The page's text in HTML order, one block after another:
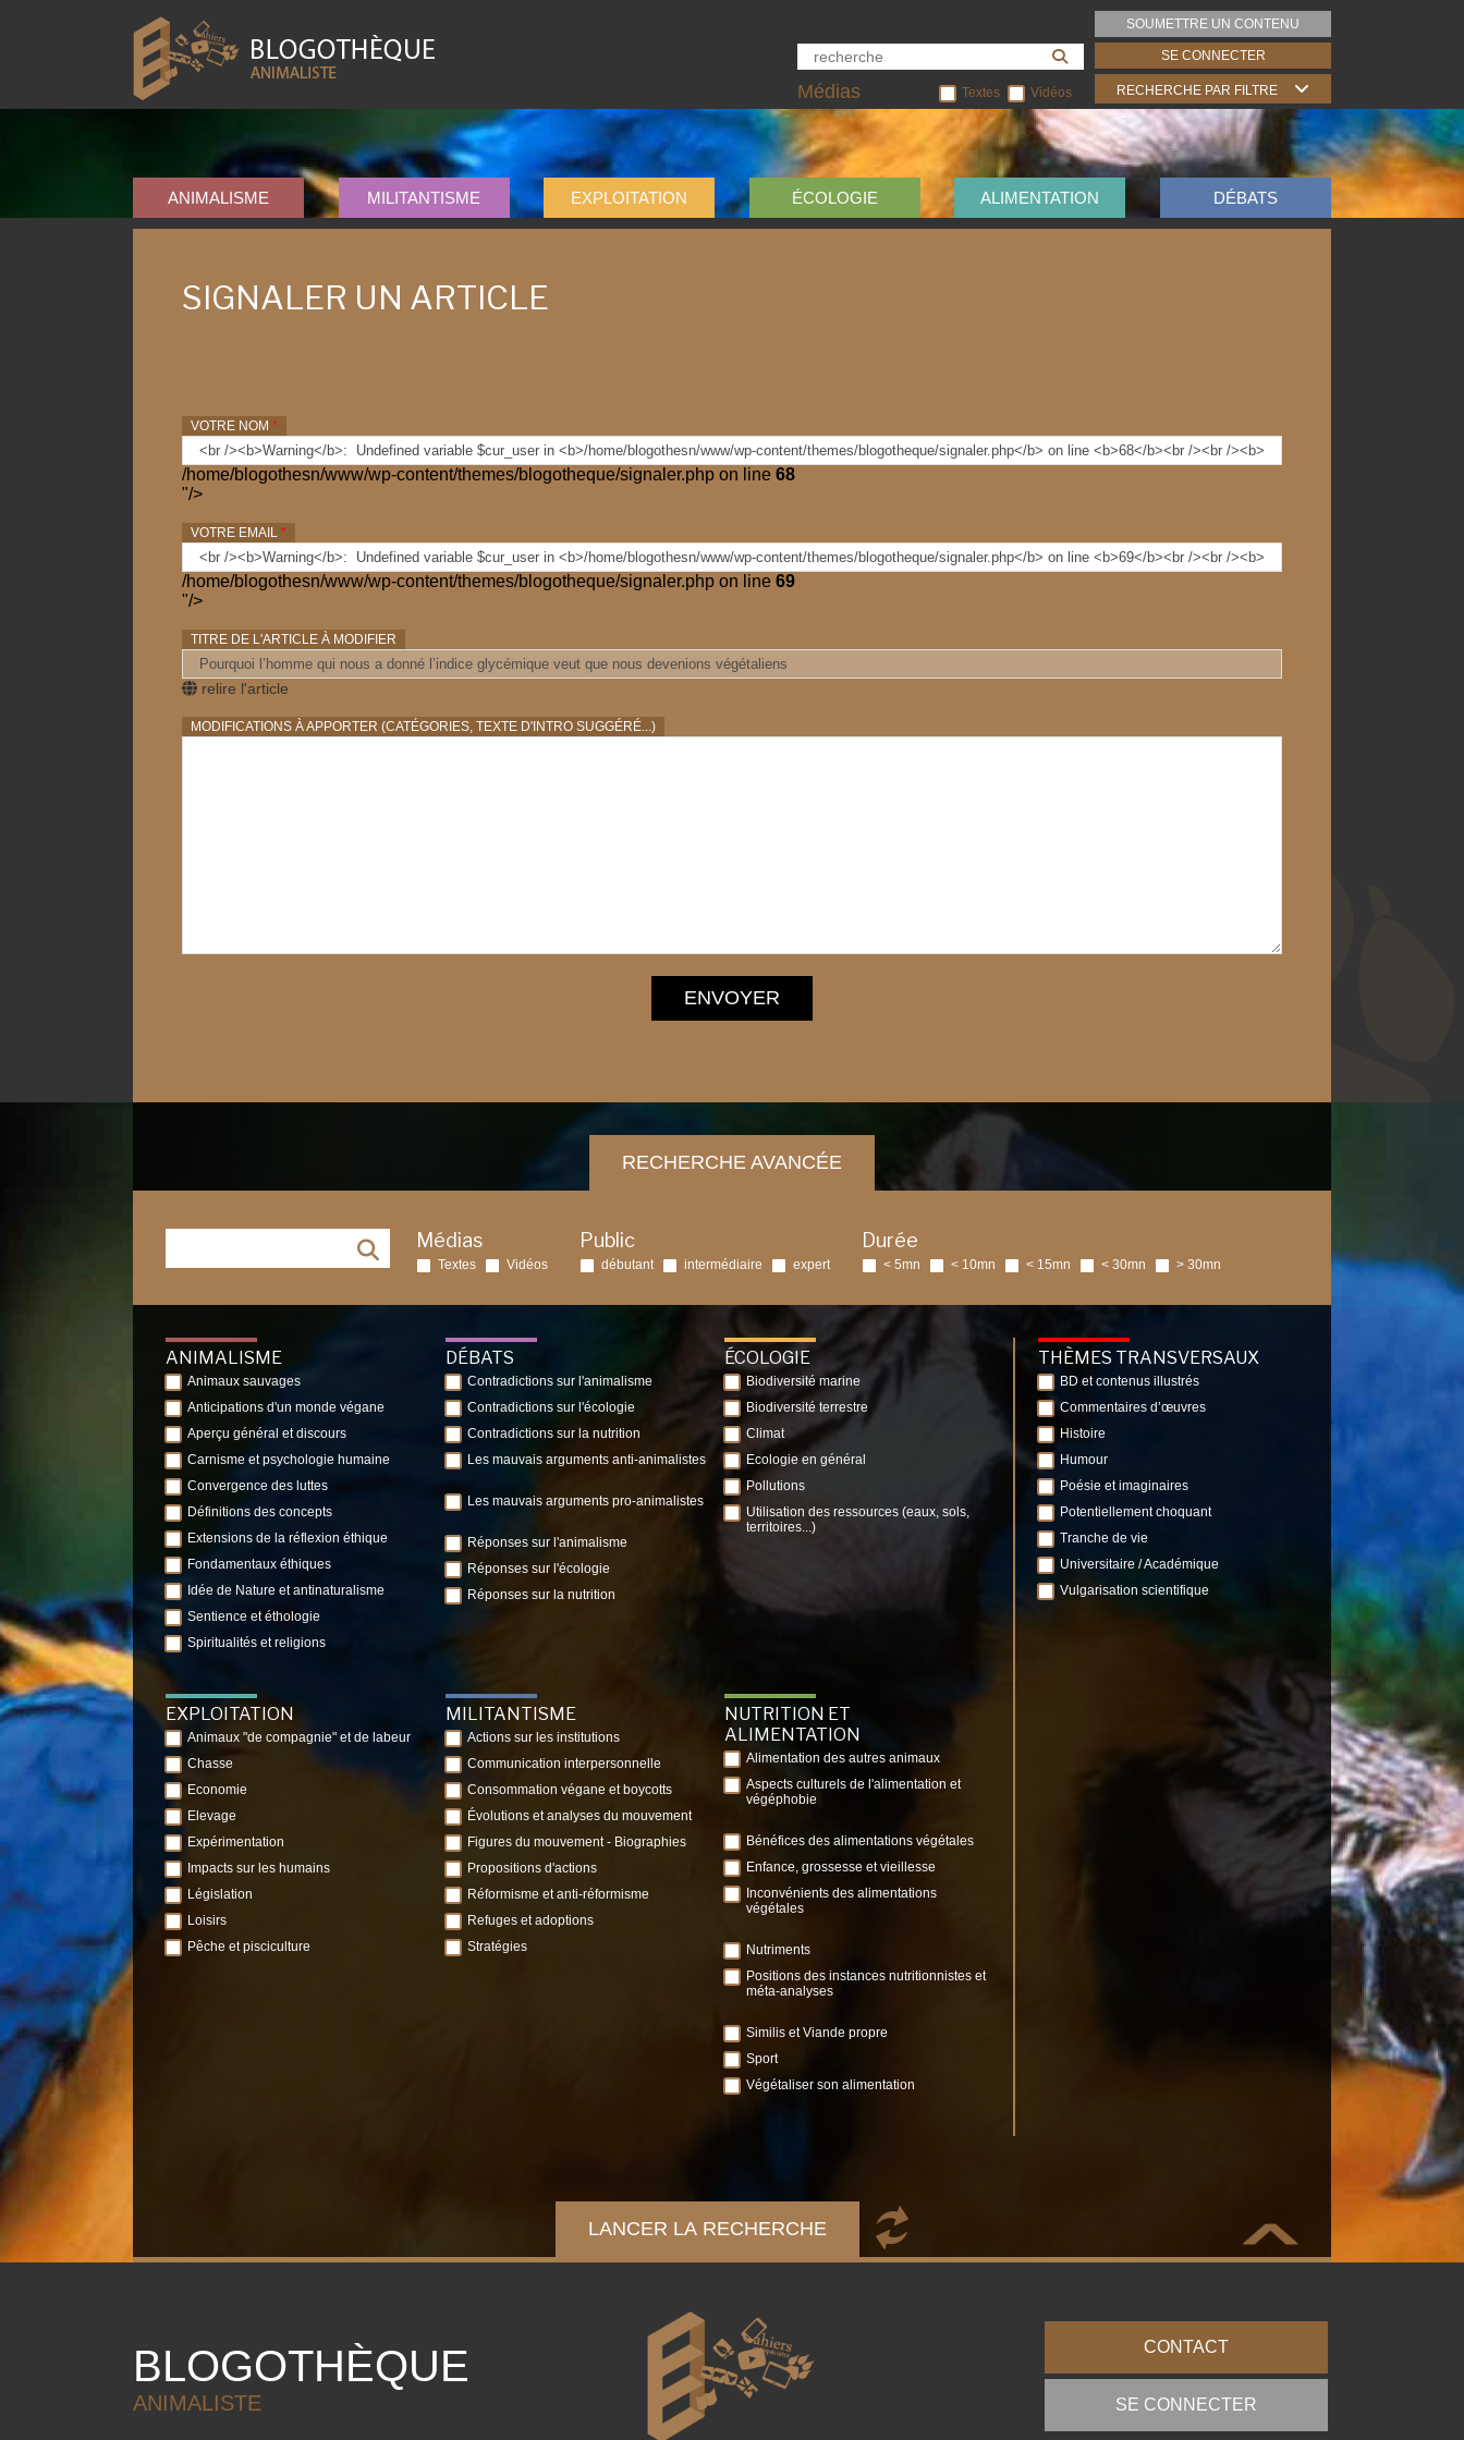
Médias Textes Vidéos
SOUMETTRE UN CONTENU
SE CONNECTER
RECHERCHE PAR FILTRE
ANIMALISME MILITANTISME EXPLOITATION ÉCOLOGIE ALIMENTATION DÉBATS
SIGNALER UN ARTICLE
VOTRE NOM *
/home/blogothesn/www/wp-content/themes/blogotheque/signaler.php on line 68
"/>
VOTRE EMAIL *
/home/blogothesn/www/wp-content/themes/blogotheque/signaler.php on line 69
"/>
TITRE DE L'ARTICLE À MODIFIER
relire l'article
MODIFICATIONS À APPORTER (CATÉGORIES, TEXTE D'INTRO SUGGÉRÉ...)
ENVOYER
RECHERCHE AVANCÉE
Médias
Textes Vidéos
Public
débutant intermédiaire expert
Durée
< 5mn < 10mn < 15mn < 30mn > 30mn
ANIMALISME
Animaux sauvages
Anticipations d'un monde végane
Aperçu général et discours
Carnisme et psychologie humaine
Convergence des luttes
Définitions des concepts
Extensions de la réflexion éthique
Fondamentaux éthiques
Idée de Nature et antinaturalisme
Sentience et éthologie
Spiritualités et religions
DÉBATS
Contradictions sur l'animalisme
Contradictions sur l'écologie
Contradictions sur la nutrition
Les mauvais arguments anti-animalistes
Les mauvais arguments pro-animalistes
Réponses sur l'animalisme
Réponses sur l'écologie
Réponses sur la nutrition
ÉCOLOGIE
Biodiversité marine
Biodiversité terrestre
Climat
Ecologie en général
Pollutions
Utilisation des ressources (eaux, sols,
territoires...)
EXPLOITATION
Animaux "de compagnie" et de labeur
Chasse
Economie
Elevage
Expérimentation
Impacts sur les humains
Législation
Loisirs
Pêche et pisciculture
MILITANTISME
Actions sur les institutions
Communication interpersonnelle
Consommation végane et boycotts
Évolutions et analyses du mouvement
Figures du mouvement - Biographies
Propositions d'actions
Réformisme et anti-réformisme
Refuges et adoptions
Stratégies
NUTRITION ET
ALIMENTATION
Alimentation des autres animaux
Aspects culturels de l'alimentation et
végéphobie
Bénéfices des alimentations végétales
Enfance, grossesse et vieillesse
Inconvénients des alimentations
végétales
Nutriments
Positions des instances nutritionnistes et
méta-analyses
Similis et Viande propre
Sport
Végétaliser son alimentation
THÈMES TRANSVERSAUX
BD et contenus illustrés
Commentaires d’œuvres
Histoire
Humour
Poésie et imaginaires
Potentiellement choquant
Tranche de vie
Universitaire / Académique
Vulgarisation scientifique
LANCER LA RECHERCHE
BLOGOTHÈQUE
ANIMALISTE
CONTACT
SE CONNECTER